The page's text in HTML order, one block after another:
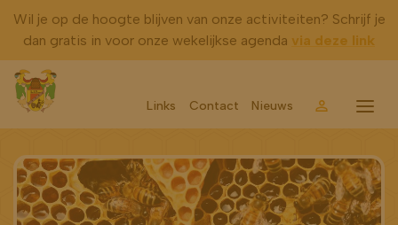
Wil je op de hoogte blijven van onze activiteiten? Schrijf je
dan gratis in voor onze wekelijkse agenda via deze link
Links Contact Nieuws AccountMenu